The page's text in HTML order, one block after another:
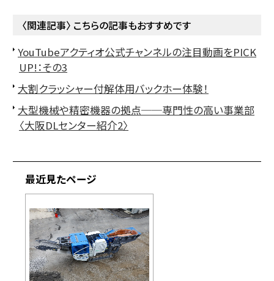
〈関連記事〉 こちらの記事もおすすめです
YouTubeアクティオ公式チャンネルの注目動画をPICK
UP!：その3
大割クラッシャー付解体用バックホー体験！
大型機械や精密機器の拠点──専門性の高い事業部
〈大阪DLセンター紹介2〉
最近見たページ